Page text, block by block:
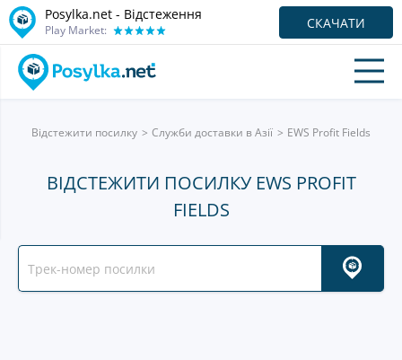
Posylka.net - Відстеження
Play Market: СКАЧАТИ
Відстежити посилку Служби доставки в Азії EWS Profit Fields
ВІДСТЕЖИТИ ПОСИЛКУ EWS PROFIT
FIELDS